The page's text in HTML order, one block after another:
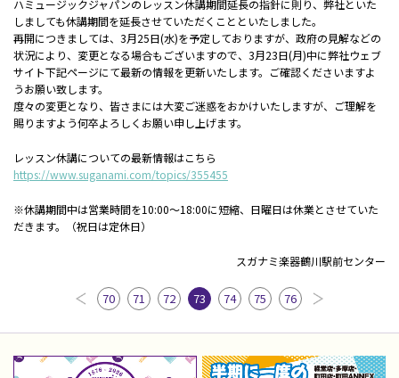
ハミュージックジャパンのレッスン休講期間延長の指針に則り、弊社といた
しましても休講期間を延長させていただくことといたしました。
再開につきましては、3月25日(水)を予定しておりますが、政府の見解などの
状況により、変更となる場合もございますので、3月23日(月)中に弊社ウェブ
サイト下記ページにて最新の情報を更新いたします。ご確認くださいますよ
うお願い致します。
度々の変更となり、皆さまには大変ご迷惑をおかけいたしますが、ご理解を
賜りますよう何卒よろしくお願い申し上げます。
レッスン休講についての最新情報はこちら
https://www.suganami.com/topics/355455
※休講期間中は営業時間を10:00～18:00に短縮、日曜日は休業とさせていた
だきます。（祝日は定休日）
スガナミ楽器鶴川駅前センター
70 71 72 73 74 75 76